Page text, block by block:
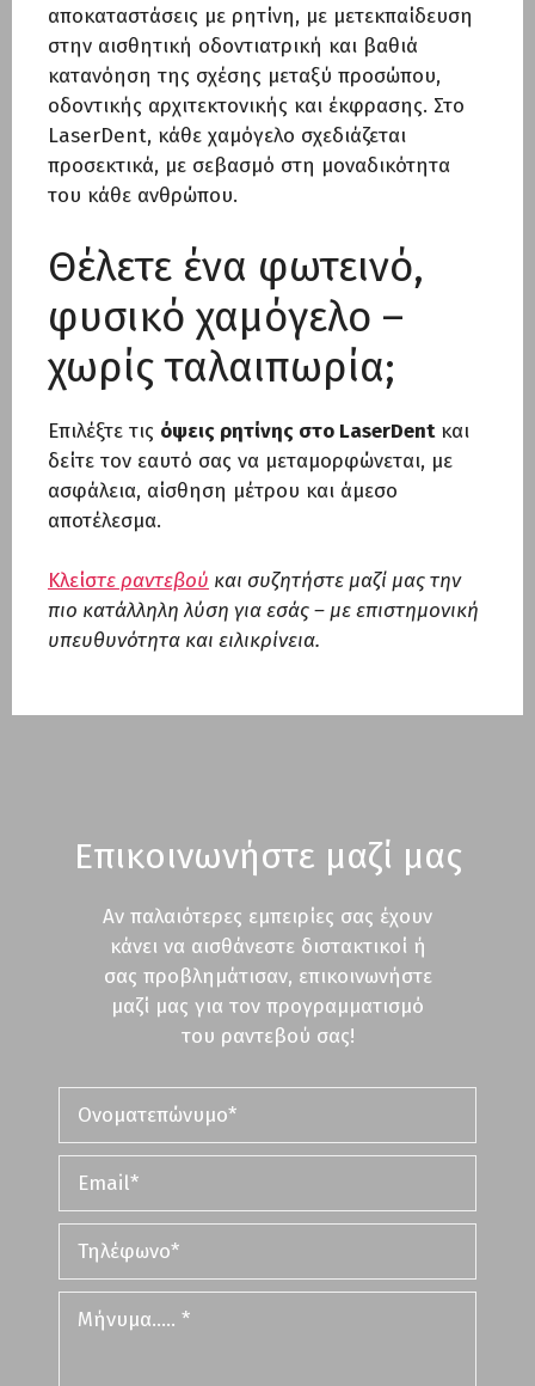
αποκαταστάσεις με ρητίνη, με μετεκπαίδευση
στην αισθητική οδοντιατρική και βαθιά
κατανόηση της σχέσης μεταξύ προσώπου,
οδοντικής αρχιτεκτονικής και έκφρασης. Στο
LaserDent, κάθε χαμόγελο σχεδιάζεται
προσεκτικά, με σεβασμό στη μοναδικότητα
του κάθε ανθρώπου.
Θέλετε ένα φωτεινό,
φυσικό χαμόγελο –
χωρίς ταλαιπωρία;
Επιλέξτε τις όψεις ρητίνης στο LaserDentκαι
δείτε τον εαυτό σας να μεταμορφώνεται, με
ασφάλεια, αίσθηση μέτρου και άμεσο
αποτέλεσμα.
Κλείστε ραντεβού και συζητήστε μαζί μας την
πιο κατάλληλη λύση για εσάς – με επιστημονική
υπευθυνότητα και ειλικρίνεια.
Επικοινωνήστε μαζί μας
Aν παλαιότερες εμπειρίες σας έχουν
κάνει να αισθάνεστε διστακτικοί ή
σας προβλημάτισαν, επικοινωνήστε
μαζί μας για τον προγραμματισμό
του ραντεβού σας!